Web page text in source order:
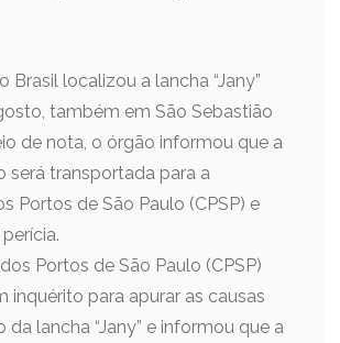
Brasil localizou a lancha “Jany”
também em São Sebastião
de nota, o órgão informou que a
será transportada para a
Portos de São Paulo (CPSP) e
Portos de São Paulo (CPSP)
inquérito para apurar as causas
da lancha “Jany” e informou que a